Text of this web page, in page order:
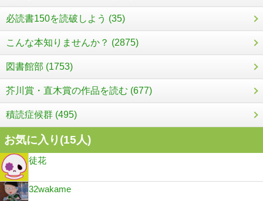
必読書150を読破しよう (35)
こんな本知りませんか？ (2875)
図書館部 (1753)
芥川賞・直木賞の作品を読む (677)
積読症候群 (495)
お気に入り(15人)
徒花
32wakame